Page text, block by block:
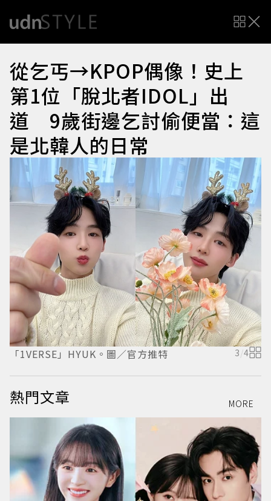
從乞丐→KPOP偶像！史上
第1位「脫北者IDOL」出
道 9歲街邊乞討偷便當：這
是北韓人的日常
「1VERSE」HYUK。圖／官方推特 3/4
熱門文章 MORE